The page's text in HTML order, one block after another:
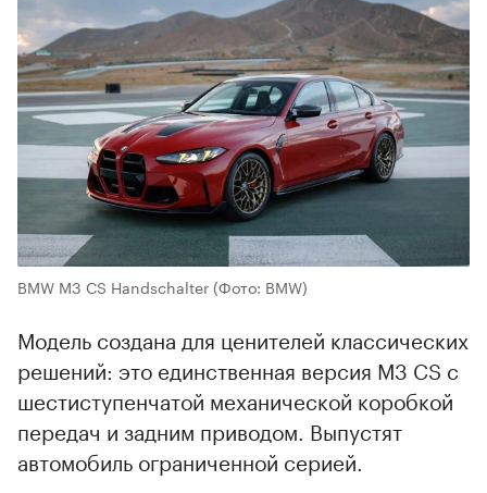
00:00 / 00:00
BMW M3 CS Handschalter(Фото: BMW)
Модель создана для ценителей классических
решений: это единственная версия M3 CS с
шестиступенчатой механической коробкой
передач и задним приводом. Выпустят
автомобиль ограниченной серией.